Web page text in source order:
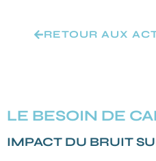
RETOUR AUX
LE BESOIN DE
IMPACT DU BRUIT